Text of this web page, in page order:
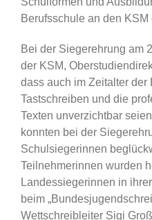
Berufsschule an den KSM
Bei der Siegerehrung am
der KSM,
dass auch im Zeitalter
Tastschreiben und die
Texten unverzichtbar
konnten bei der
Schulsiegerinnen
Teilnehmerinnen wurden
Landessiegerinnen in
beim
Wettschreibleiter Sigi